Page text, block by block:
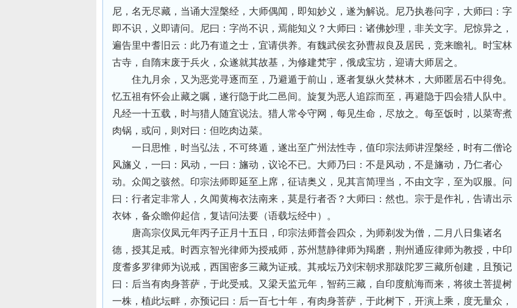
尼，名无尽藏，当诵大涅槃经，大师偶闻，即知妙义，遂为解说。尼乃执卷问字，大师曰：字
即不识，义即请问。尼曰：字尚不识，焉能知义？大师曰：诸佛妙理，非关文字。尼惊异之，
遍告里中耆旧云：此乃有道之士，宜请供养。有魏武侯玄孙曹叔良及居民，竞来瞻礼。时宝林
古寺，自隋末废于兵火，众遂就其故基，为修建梵宇，俄成宝坊，迎请大师居之。
住九月余，又为恶党寻逐而至，乃避遁于前山，逐者复纵火焚林木，大师匿居石中得免。
忆五祖有怀会止藏之嘱，遂行隐于此二邑间。旋复为恶人追踪而至，再避隐于四会猎人队中。
凡经一十五载，时与猎人随宜说法。猎人常令守网，每见生命，尽放之。每至饭时，以菜寄煮
肉锅，或问，则对曰：但吃肉边菜。
一日思惟，时当弘法，不可终遁，遂出至广州法性寺，值印宗法师讲涅槃经，时有二僧论
风旛义，一曰：风动，一曰：旛动，议论不已。大师乃曰：不是风动，不是旛动，乃仁者心
动。众闻之骇然。印宗法师即延至上席，征诘奥义，见其言简理当，不由文字，至为叹服。问
曰：行者定非常人，久闻黄梅衣法南来，莫是行者否？大师曰：然也。宗于是作礼，告请出示
衣钵，备众瞻仰起信，复诘问法要（语载坛经中）。
唐高宗仪凤元年丙子正月十五日，印宗法师普会四众，为师剃发为僧，二月八日集诸名
德，授其足戒。时西京智光律师为授戒师，苏州慧静律师为羯磨，荆州通应律师为教授，中印
度耆多罗律师为说戒，西国密多三藏为证戒。其戒坛乃刘宋朝求那跋陀罗三藏所创建，且预记
曰：后当有肉身菩萨，于此受戒。又梁天监元年，智药三藏，自印度航海而来，将彼土菩提树
一株，植此坛畔，亦预记曰：后一百七十年，有肉身菩萨，于此树下，开演上乘，度无量众，